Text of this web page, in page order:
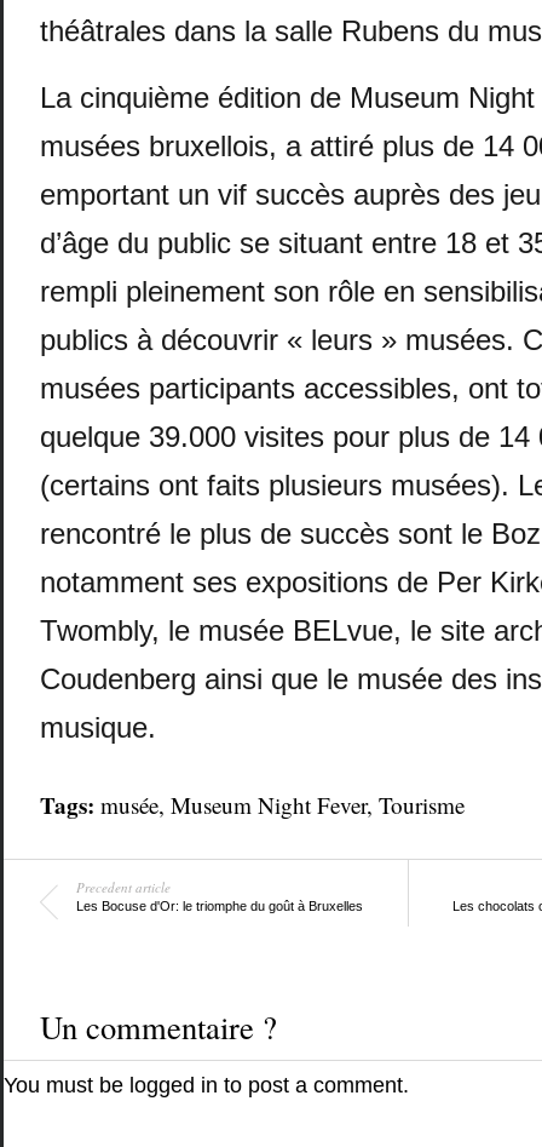
théâtrales dans la salle Rubens du
La cinquième édition de Museum
musées bruxellois, a attiré plus de 14
emportant un vif succès auprès des
d’âge du public se situant entre 18 et
rempli pleinement son rôle en
publics à découvrir « leurs » musées.
musées participants accessibles, ont
quelque 39.000 visites pour plus de 14
(certains ont faits plusieurs musées).
rencontré le plus de succès sont le
notamment ses expositions de Per
Twombly, le musée BELvue, le site
Coudenberg ainsi que le musée des
musique.
Tags: musée, Museum Night Fever, Tourisme
Precedent article
Les Bocuse d'Or: le triomphe du goût à Bruxelles Les chocolats
Un commentaire ?
You must be logged in to post a comment.